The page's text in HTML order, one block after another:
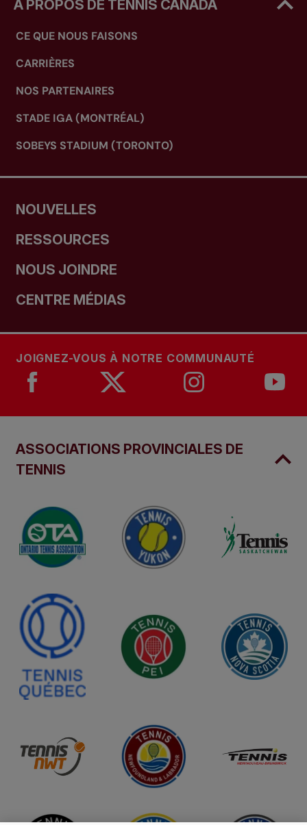
À PROPOS DE TENNIS CANADA
CE QUE NOUS FAISONS
CARRIÈRES
NOS PARTENAIRES
STADE IGA (MONTRÉAL)
SOBEYS STADIUM (TORONTO)
NOUVELLES
RESSOURCES
NOUS JOINDRE
CENTRE MÉDIAS
JOIGNEZ-VOUS À NOTRE COMMUNAUTÉ
ASSOCIATIONS PROVINCIALES DE
TENNIS